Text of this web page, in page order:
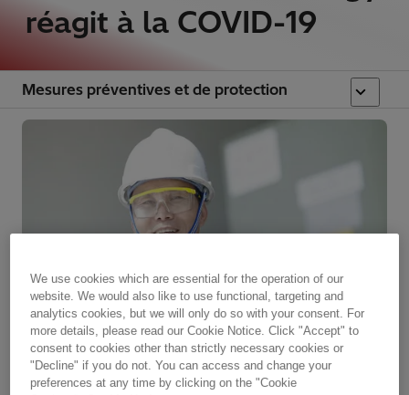
réagit à la COVID-19
Mesures préventives et de protection
We use cookies which are essential for the operation of our
website. We would also like to use functional, targeting and
analytics cookies, but we will only do so with your consent. For
more details, please read our Cookie Notice. Click "Accept" to
consent to cookies other than strictly necessary cookies or
"Decline" if you do not. You can access and change your
preferences at any time by clicking on the "Cookie